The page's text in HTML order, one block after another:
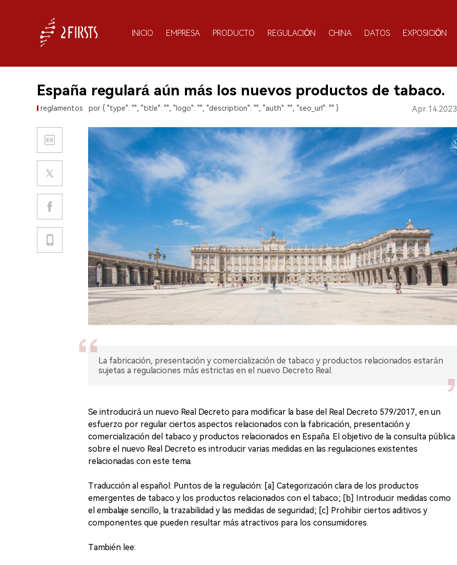
INICIO EMPRESA PRODUCTO REGULACIÓN CHINA DATOS EXPOSICIÓN
España regulará aún más los nuevos productos de tabaco.
reglamentos por { "type": "", "title": "", "logo": "", "description": "", "auth": "", "seo_url": "" } Apr.14.2023
La fabricación, presentación y comercialización de tabaco y productos relacionados estarán
sujetas a regulaciones más estrictas en el nuevo Decreto Real.
Se introducirá un nuevo Real Decreto para modificar la base del Real Decreto 579/2017, en un
esfuerzo por regular ciertos aspectos relacionados con la fabricación, presentación y
comercialización del tabaco y productos relacionados en España. El objetivo de la consulta pública
sobre el nuevo Real Decreto es introducir varias medidas en las regulaciones existentes
relacionadas con este tema.
Traducción al español: Puntos de la regulación: [a] Categorización clara de los productos
emergentes de tabaco y los productos relacionados con el tabaco; [b] Introducir medidas como
el embalaje sencillo, la trazabilidad y las medidas de seguridad; [c] Prohibir ciertos aditivos y
componentes que pueden resultar más atractivos para los consumidores.
También lee: